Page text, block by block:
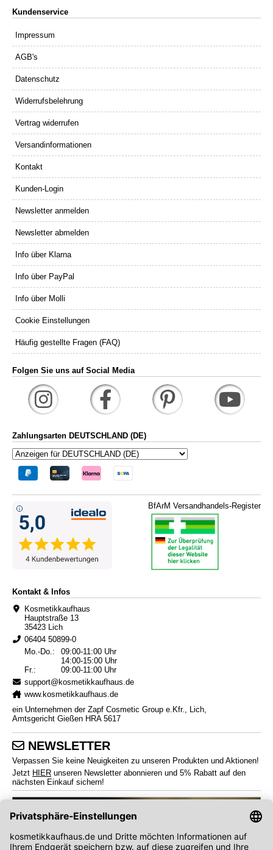
Kundenservice
Impressum
AGB's
Datenschutz
Widerrufsbelehrung
Vertrag widerrufen
Versandinformationen
Kontakt
Kunden-Login
Newsletter anmelden
Newsletter abmelden
Info über Klarna
Info über PayPal
Info über Molli
Cookie Einstellungen
Häufig gestellte Fragen (FAQ)
Folgen Sie uns auf Social Media
Zahlungsarten DEUTSCHLAND (DE)
BfArM Versandhandels-Register
Kontakt & Infos
Kosmetikkaufhaus
Hauptstraße 13
35423 Lich
06404 50899-0
Mo.-Do.:
09:00-11:00 Uhr
14:00-15:00 Uhr
Fr.:
09:00-11:00 Uhr
support@kosmetikkaufhaus.de
www.kosmetikkaufhaus.de
ein Unternehmen der Zapf Cosmetic Group e.Kfr., Lich,
Amtsgericht Gießen HRA 5617
NEWSLETTER
Verpassen Sie keine Neuigkeiten zu unseren Produkten und Aktionen!
Jetzt HIER unseren Newsletter abonnieren und 5% Rabatt auf den
nächsten Einkauf sichern!